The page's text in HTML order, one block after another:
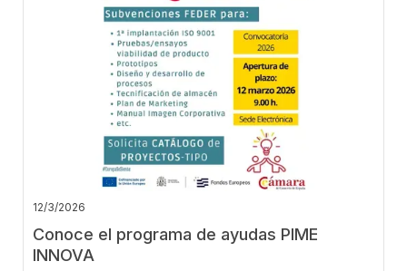
12/3/2026
Conoce el programa de ayudas PIME
INNOVA